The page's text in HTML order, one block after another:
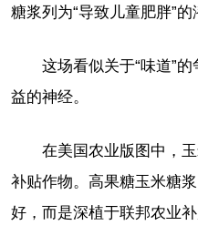
糖浆列为“导致儿童肥胖”的
这场看似关于“味道”
益的神经。
在美国农业版图中，
补贴作物。高果糖玉米糖
好，而是深植于联邦农业补